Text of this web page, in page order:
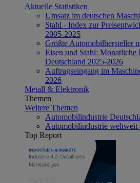
Aktuelle Statistiken
Umsatz im deutschen
Stahl - Index zur
2005-2025
Größte Automobilhersteller
Eisen und Stahl: Monatliche
Deutschland 2025-2026
Auftragseingang im
2026
Metall & Elektronik
Themen
Weitere Themen
Automobilindustrie
Automobilindustrie weltweit
Top Report